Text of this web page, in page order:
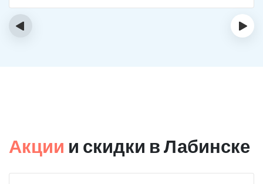
На сегодняшний день не употребляю!
‹ ›
Акции и скидки в Лабинске